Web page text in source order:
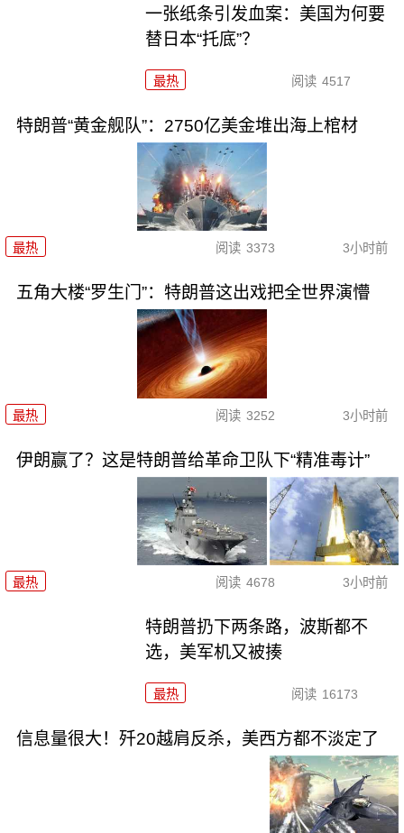
一张纸条引发血案：美国为何要
替日本“托底”？
最热 阅读 4517
特朗普“黄金舰队”：2750亿美金堆出海上棺材
最热 阅读 3373 3小时前
五角大楼“罗生门”：特朗普这出戏把全世界演懵
最热 阅读 3252 3小时前
伊朗赢了？这是特朗普给革命卫队下“精准毒计”
最热 阅读 4678 3小时前
特朗普扔下两条路，波斯都不
选，美军机又被揍
最热 阅读 16173
信息量很大！歼20越肩反杀，美西方都不淡定了